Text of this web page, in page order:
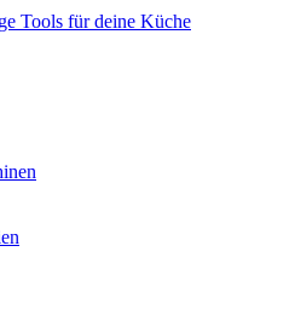
Tools für deine Küche